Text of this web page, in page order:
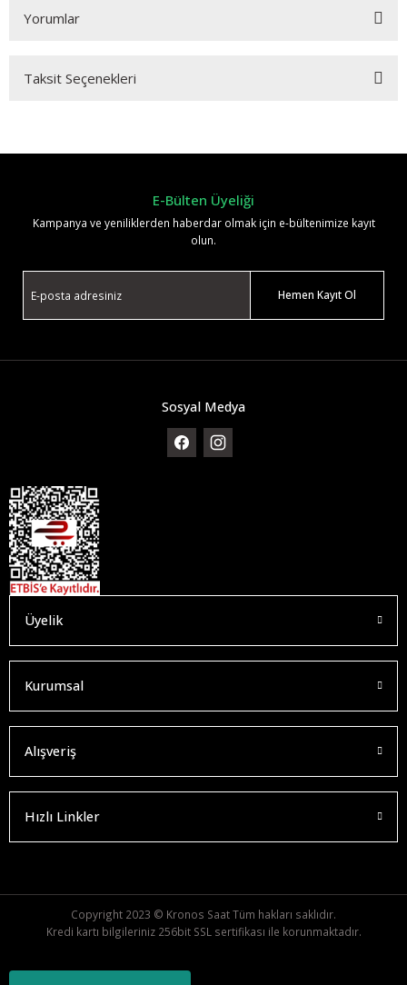
Yorumlar
Taksit Seçenekleri
E-Bülten Üyeliği
Kampanya ve yeniliklerden haberdar olmak için e-bültenimize kayıt
olun.
Hemen Kayıt Ol
Sosyal Medya
Üyelik
Kurumsal
Alışveriş
Hızlı Linkler
Copyright 2023 © Kronos Saat Tüm hakları saklıdır.
Kredi kartı bilgileriniz 256bit SSL sertifikası ile korunmaktadır.